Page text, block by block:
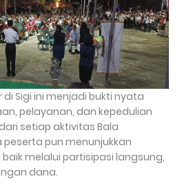
Sigi ini menjadi bukti nyata
pelayanan, dan kepedulian
setiap aktivitas Bala
peserta pun menunjukkan
melalui partisipasi langsung,
dana.